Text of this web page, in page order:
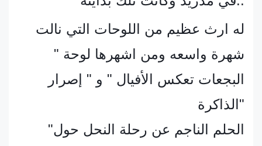
له ارث عظيم من اللوحات التي نالت
شهرة واسعه ومن اشهرها لوحة "
البجعات تعكس الأفيال " و " إصرار
الذاكرة"
"الحلم الناجم عن رحلة النحل حول